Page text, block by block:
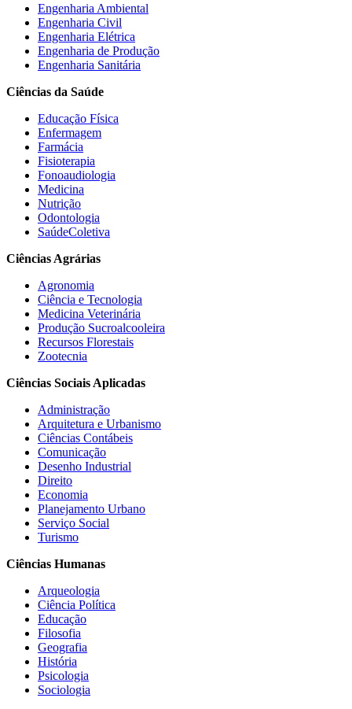
Engenharia Ambiental
Engenharia Civil
Engenharia Elétrica
Engenharia de Produção
Engenharia Sanitária
Ciências da Saúde
Educação Física
Enfermagem
Farmácia
Fisioterapia
Fonoaudiologia
Medicina
Nutrição
Odontologia
SaúdeColetiva
Ciências Agrárias
Agronomia
Ciência e Tecnologia
Medicina Veterinária
Produção Sucroalcooleira
Recursos Florestais
Zootecnia
Ciências Sociais Aplicadas
Administração
Arquitetura e Urbanismo
Ciências Contábeis
Comunicação
Desenho Industrial
Direito
Economia
Planejamento Urbano
Serviço Social
Turismo
Ciências Humanas
Arqueologia
Ciência Política
Educação
Filosofia
Geografia
História
Psicologia
Sociologia